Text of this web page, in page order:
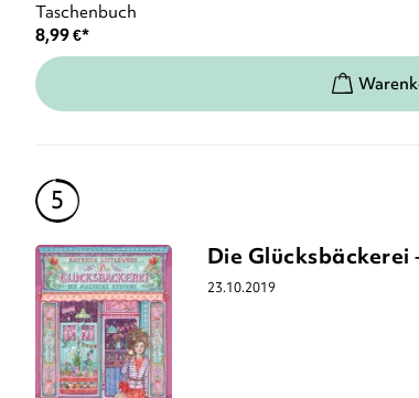
Taschenbuch
8,99€*
Die Glücksbäckerei
23.10.2019